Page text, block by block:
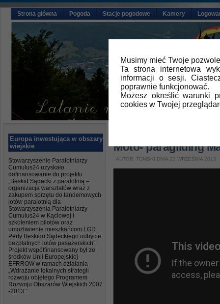
Musimy mieć Twoje
Ta strona internetowa
informacji o sesji.
poprawnie funkcjonować.
Możesz określić warunki
cookies w Twojej
Strona główna Pogoda Stacje pogodowe Kamery
Europa inwestująca w obszary
wiejskie
Stowarzyszenie Paralotniarzy
Cumulus24 uzyskało
dofinansowanie do projektu
„Beskid Sądecki z paralotnią –
organizacja warsztatów wraz z
zakupem sprzętu do tandemowych
lotów paralotnią dla
Stowarzyszenia Paralotniarzy
Cumulus24 w Kąclowej i
szkoleniem pilotów oraz
umożliwienie mieszkańcom LGD
Perły Beskidu Sądeckiego odbycie
bezpłatnych lotów pasażerskich”.
Projekt współfinansowany był ze
środków Unii Europejskiej
EFRROW w ramach działania
„Wdrażanie lokalnych strategii
rozwoju objętego Programem
Rozwoju Obszarów Wiejskich 2007
-2013.”
Moto- paragliding
AUTOR: TOMSKI DNIA 23 WRZEŚNIA 2013